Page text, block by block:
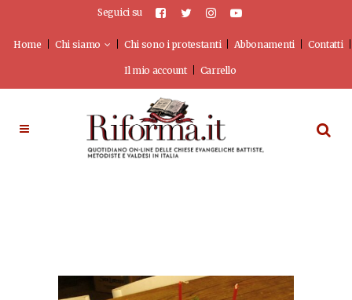
Seguici su
Home Chi siamo Chi sono i protestanti Abbonamenti Contatti
Il mio account Carrello